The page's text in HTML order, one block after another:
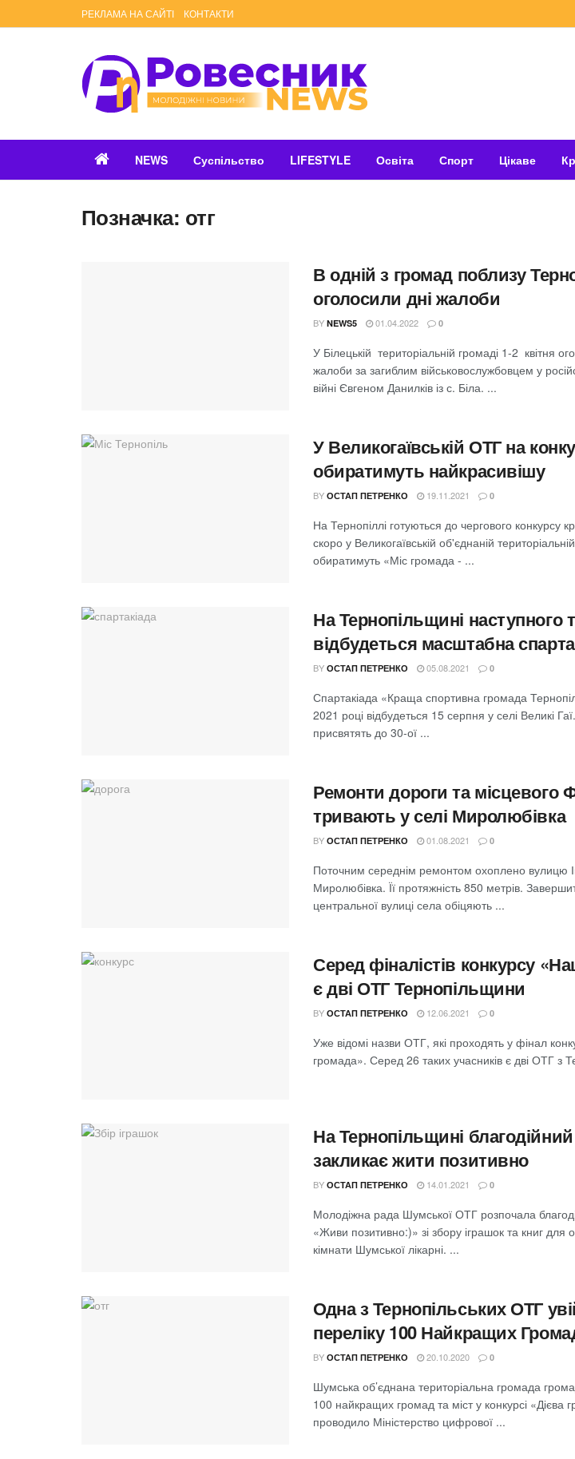
РЕКЛАМА НА САЙТІ КОНТАКТИ
NEWS Суспільство LIFESTYLE Освіта Спорт Цікаве
Позначка: отг
В одній з громад поблизу
оголосили дні жалоби
BY NEWS5 01.04.2022 0
У Білецькій територіальній громаді 1-2 квітня
жалоби за загиблим військовослужбовцем у
війні Євгеном Данилків із с. Біла. ...
У Великогаївській ОТГ на
обиратимуть найкрасивішу
BY ОСТАП ПЕТРЕНКО 19.11.2021 0
На Тернопіллі готуються до чергового конкурсу
скоро у Великогаївській об'єднаній
обиратимуть «Міс громада - ...
На Тернопільщині наступного
відбудеться масштабна
BY ОСТАП ПЕТРЕНКО 05.08.2021 0
Спартакіада «Краща спортивна громада
2021 році відбудеться 15 серпня у селі Великі
присвятять до 30-ої ...
Ремонти дороги та місцевого
тривають у селі Миролюбівка
BY ОСТАП ПЕТРЕНКО 01.08.2021 0
Поточним середнім ремонтом охоплено вулицю
Миролюбівка. Її протяжність 850 метрів.
центральної вулиці села обіцяють ...
Серед фіналістів конкурсу
є дві ОТГ Тернопільщини
BY ОСТАП ПЕТРЕНКО 12.06.2021 0
Уже відомі назви ОТГ, які проходять у фінал
громада». Серед 26 таких учасників є дві ОТГ з
На Тернопільщині
закликає жити позитивно
BY ОСТАП ПЕТРЕНКО 14.01.2021 0
Молодіжна рада Шумської ОТГ розпочала
«Живи позитивно:)» зі збору іграшок та книг для
кімнати Шумської лікарні. ...
Одна з Тернопільських ОТГ
переліку 100 Найкращих
BY ОСТАП ПЕТРЕНКО 20.10.2020 0
Шумська об’єднана територіальна громада
100 найкращих громад та міст у конкурсі «Дієва
проводило Міністерство цифрової ...